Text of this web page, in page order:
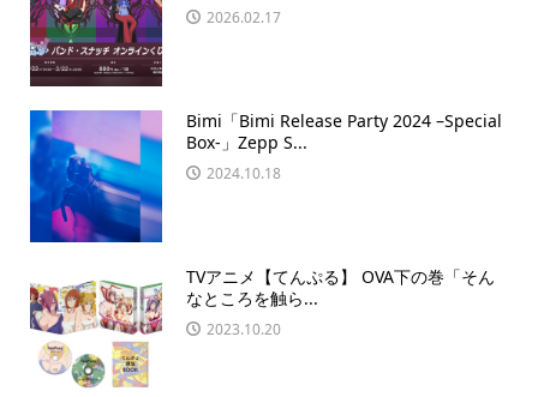
2026.02.17
Bimi「Bimi Release Party 2024 –Special
Box-」Zepp S...
2024.10.18
TVアニメ【てんぷる】 OVA下の巻「そん
なところを触ら...
2023.10.20